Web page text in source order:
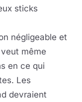
sticks
négligeable et
même
en ce qui
Les
devraient